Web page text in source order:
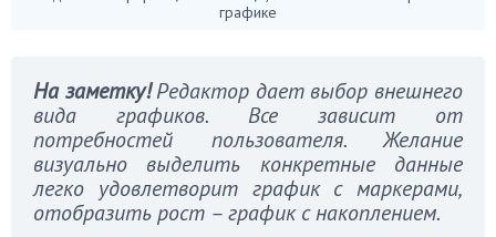
графике
На заметку!Редактор дает выбор внешнего
вида графиков. Все зависит от
потребностей пользователя. Желание
визуально выделить конкретные данные
легко удовлетворит график с маркерами,
отобразить рост – график с накоплением.